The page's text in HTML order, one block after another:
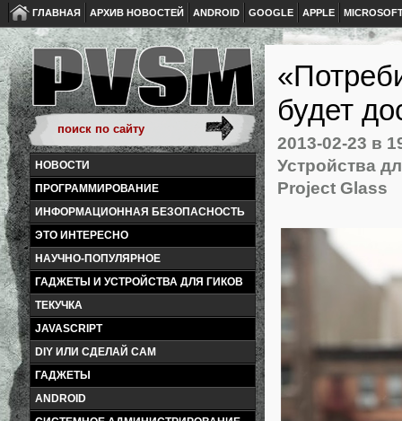
ГЛАВНАЯ АРХИВ НОВОСТЕЙ ANDROID GOOGLE APPLE
НОВОСТИ
ПРОГРАММИРОВАНИЕ
ИНФОРМАЦИОННАЯ БЕЗОПАСНОСТЬ
ЭТО ИНТЕРЕСНО
НАУЧНО-ПОПУЛЯРНОЕ
ГАДЖЕТЫ И УСТРОЙСТВА ДЛЯ ГИКОВ
ТЕКУЧКА
JAVASCRIPT
DIY ИЛИ СДЕЛАЙ САМ
ГАДЖЕТЫ
ANDROID
будет
2013-02-23 в
Устройства
Project Glass